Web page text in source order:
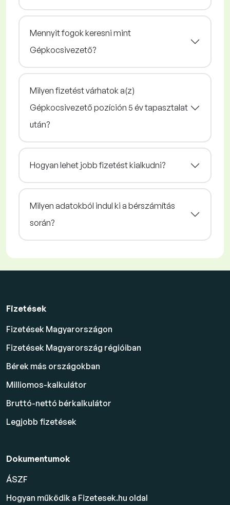
Mennyit fogok keresni mint
Gépkocsivezető?
Milyen fizetést várhatok a(z)
Gépkocsivezető pozíción 5 év tapasztalat
után?
Hogyan lehet jobb fizetést kialkudni?
Milyen adatokból indul ki a bérszámítás
során?
Fizetések
Fizetések Magyarországon
Fizetések Magyarország régióiban
Bérek más országokban
Milliomos-kalkulátor
Bruttó-nettó bérkalkulátor
Legjobb fizetések
Dokumentumok
ÁSZF
Hogyan működik a Fizetesek.hu oldal